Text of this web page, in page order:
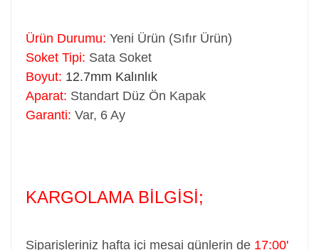
Ürün Durumu: Yeni Ürün (Sıfır Ürün)
Soket Tipi: Sata Soket
Boyut: 12.7mm Kalınlık
Aparat: Standart Düz Ön Kapak
Garanti: Var, 6 Ay
KARGOLAMA BİLGİSİ;
Siparişleriniz hafta içi mesai günlerin de 17:00'